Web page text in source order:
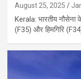
August 25, 2025
Kerala: भारतीय नौसेना
(F35) और हिमगिरि